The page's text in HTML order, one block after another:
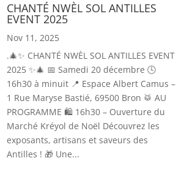
CHANTÉ NWÈL SOL ANTILLES
EVENT 2025
Nov 11, 2025
.🎄✨ CHANTÉ NWÈL SOL ANTILLES EVENT
2025 ✨🎄 📅 Samedi 20 décembre 🕓
16h30 à minuit 📍 Espace Albert Camus –
1 Rue Maryse Bastié, 69500 Bron 🥁 AU
PROGRAMME 🛍 16h30 – Ouverture du
Marché Kréyol de Noël Découvrez les
exposants, artisans et saveurs des
Antilles ! 🎁 Une...